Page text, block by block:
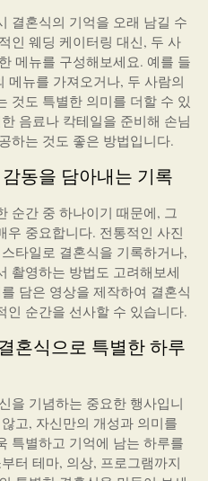
결혼식의 기억을 오래 남길 수
인 웨딩 케이터링 대신, 두 사
메뉴를 구성해보세요. 예를 들
메뉴를 가져오거나, 두 사람의
것도 특별한 의미를 더할 수 있
음료나 칵테일을 준비해 손님
하는 것도 좋은 방법입니다.
동을 담아내는 기록
순간 중 하나이기 때문에, 그
우 중요합니다. 전통적인 사진
타일로 결혼식을 기록하거나,
촬영하는 방법도 고려해보세
담은 영상을 제작하여 결혼식
인 순간을 선사할 수 있습니다.
혼식으로 특별한 하루
을 기념하는 중요한 행사입니
고, 자신만의 개성과 의미를
특별하고 기억에 남는 하루를
터 테마, 의상, 프로그램까지